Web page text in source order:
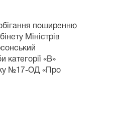
поширенню
Міністрів
«В»
№17-ОД «Про